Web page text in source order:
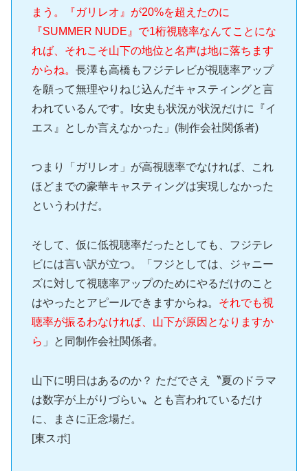
まう。『ガリレオ』が20%を超えたのに
『SUMMER NUDE』で1桁視聴率なんてことにな
れば、それこそ山下の地位と名声は地に落ちます
からね。 長澤も高橋もフジテレビが視聴率アップ
を願って無理やりねじ込んだキャスティングと言
われているんです。I女史も状況が状況だけに『イ
エス』としか言えなかった」(制作会社関係者)
つまり「ガリレオ」が高視聴率でなければ、これ
ほどまでの豪華キャスティングは実現しなかった
というわけだ。
そして、仮に低視聴率だったとしても、フジテレ
ビには言い訳が立つ。「フジとしては、ジャニー
ズに対して視聴率アップのためにやるだけのこと
はやったとアピールできますからね。 それでも視
聴率が振るわなければ、山下が原因となりますか
ら 」と同制作会社関係者。
山下に明日はあるのか？ ただでさえ〝夏のドラマ
は数字が上がりづらい〟とも言われているだけ
に、まさに正念場だ。
[東スポ]